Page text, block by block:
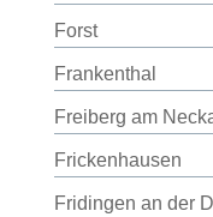
Forst
Frankenthal
Freiberg am
Frickenhausen
Fridingen an der